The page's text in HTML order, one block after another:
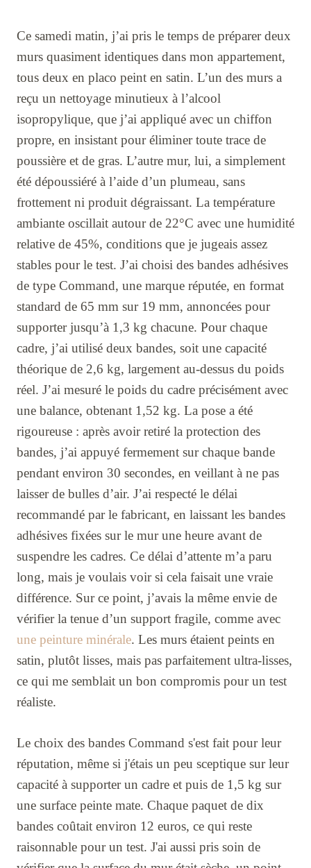
Ce samedi matin, j’ai pris le temps de préparer deux
murs quasiment identiques dans mon appartement,
tous deux en placo peint en satin. L’un des murs a
reçu un nettoyage minutieux à l’alcool
isopropylique, que j’ai appliqué avec un chiffon
propre, en insistant pour éliminer toute trace de
poussière et de gras. L’autre mur, lui, a simplement
été dépoussiéré à l’aide d’un plumeau, sans
frottement ni produit dégraissant. La température
ambiante oscillait autour de 22°C avec une humidité
relative de 45%, conditions que je jugeais assez
stables pour le test. J’ai choisi des bandes adhésives
de type Command, une marque réputée, en format
standard de 65 mm sur 19 mm, annoncées pour
supporter jusqu’à 1,3 kg chacune. Pour chaque
cadre, j’ai utilisé deux bandes, soit une capacité
théorique de 2,6 kg, largement au-dessus du poids
réel. J’ai mesuré le poids du cadre précisément avec
une balance, obtenant 1,52 kg. La pose a été
rigoureuse : après avoir retiré la protection des
bandes, j’ai appuyé fermement sur chaque bande
pendant environ 30 secondes, en veillant à ne pas
laisser de bulles d’air. J’ai respecté le délai
recommandé par le fabricant, en laissant les bandes
adhésives fixées sur le mur une heure avant de
suspendre les cadres. Ce délai d’attente m’a paru
long, mais je voulais voir si cela faisait une vraie
différence. Sur ce point, j’avais la même envie de
vérifier la tenue d’un support fragile, comme avec
une peinture minérale. Les murs étaient peints en
satin, plutôt lisses, mais pas parfaitement ultra-lisses,
ce qui me semblait un bon compromis pour un test
réaliste.
Le choix des bandes Command s'est fait pour leur
réputation, même si j'étais un peu sceptique sur leur
capacité à supporter un cadre et puis de 1,5 kg sur
une surface peinte mate. Chaque paquet de dix
bandes coûtait environ 12 euros, ce qui reste
raisonnable pour un test. J'ai aussi pris soin de